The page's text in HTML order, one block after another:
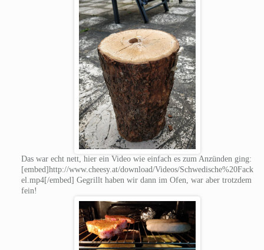
Das war echt nett, hier ein Video wie einfach es zum Anzünden ging:
[embed]http://www.cheesy.at/download/Videos/Schwedische%20Fack
el.mp4[/embed] Gegrillt haben wir dann im Ofen, war aber trotzdem
fein!